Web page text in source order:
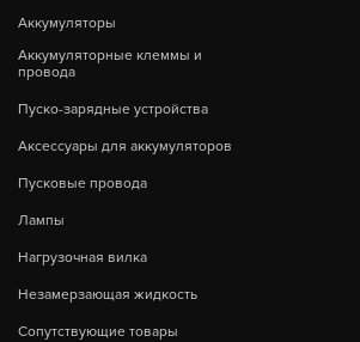
Аккумуляторы
Аккумуляторные клеммы и
провода
Пуско-зарядные устройства
Аксессуары для аккумуляторов
Пусковые провода
Лампы
Нагрузочная вилка
Незамерзающая жидкость
Сопутствующие товары